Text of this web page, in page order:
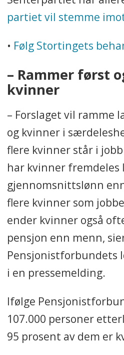
partiet vil stemme
• Følg Stortingets
– Rammer først
kvinner
– Forslaget vil ramme
og kvinner i
flere kvinner står i
har kvinner fremdeles
gjennomsnittslønn
flere kvinner som
ender kvinner også
pensjon enn menn,
Pensjonistforbundets
i en pressemelding.
Ifølge
107.000 personer
95 prosent av dem er